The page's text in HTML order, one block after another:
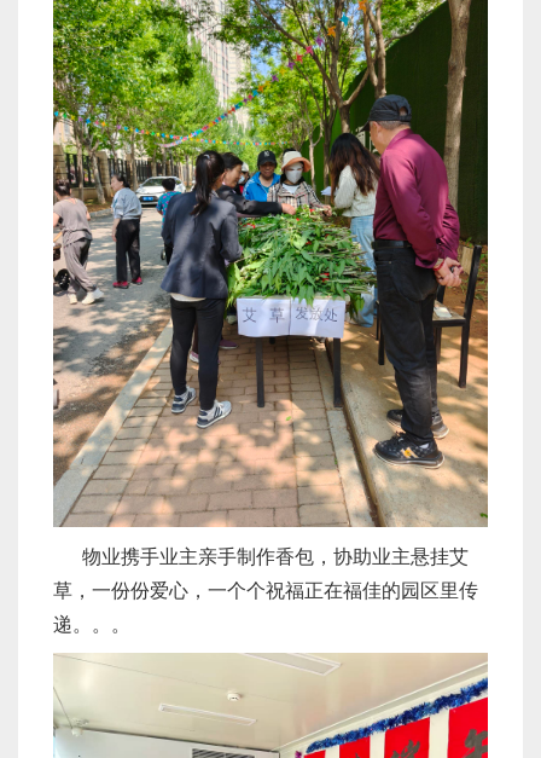
物业携手业主亲手制作香包，协助业主悬挂艾
草，一份份爱心，一个个祝福正在福佳的园区里传
递。。。